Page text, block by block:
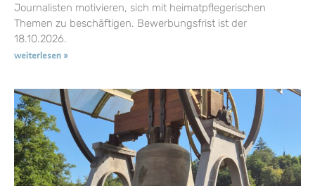
Journalisten motivieren, sich mit heimatpflegerischen
Themen zu beschäftigen. Bewerbungsfrist ist der
18.10.2026.
weiterlesen »